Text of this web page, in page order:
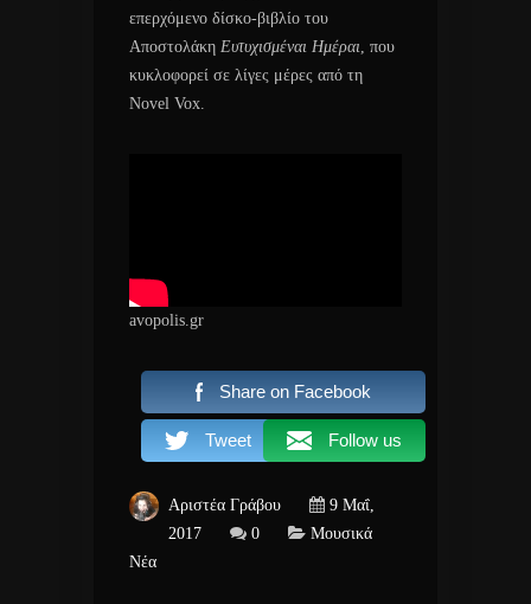
επερχόμενο δίσκο-βιβλίο του
Αποστολάκη Ευτυχισμέναι Ημέραι , που
κυκλοφορεί σε λίγες μέρες από τη
Novel Vox.
avopolis.gr
Share on Facebook
Tweet Follow us
Αριστέα Γράβου
9 Μαΐ,
2017
0
Μουσικά
Νέα